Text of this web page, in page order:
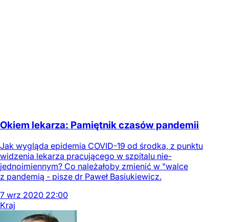
Okiem lekarza: Pamiętnik czasów pandemii
Jak wygląda epidemia COVID-19 od środka, z punktu
widzenia lekarza pracującego w szpitalu nie-
jednoimiennym? Co należałoby zmienić w "walce
z pandemią - pisze dr Paweł Basiukiewicz.
7 wrz 2020 22:00
Kraj